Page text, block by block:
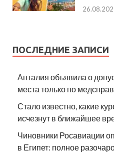
ПОСЛЕДНИЕ ЗАПИСИ
Анталия объявила о
места только по
Стало известно, какие
исчезнут в ближайшее
Чиновники Росавиации
в Египет: полное